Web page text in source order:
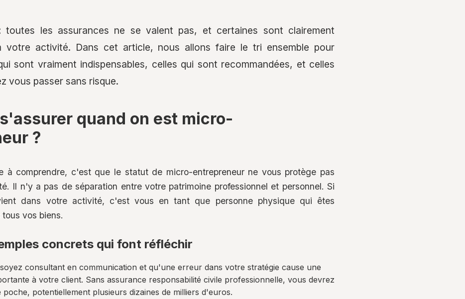
toutes les assurances ne se valent pas, et certaines sont clairement
votre activité. Dans cet article, nous allons faire le tri ensemble pour
sont vraiment indispensables, celles qui sont recommandées, et celles
vous passer sans risque.
quand on est micro-
?
à comprendre, c'est que le statut de micro-entrepreneur ne vous protège pas
Il n'y a pas de séparation entre votre patrimoine professionnel et personnel. Si
dans votre activité, c'est vous en tant que personne physique qui êtes
vos biens.
concrets qui font réfléchir
consultant en communication et qu'une erreur dans votre stratégie cause une
à votre client. Sans assurance responsabilité civile professionnelle, vous devrez
potentiellement plusieurs dizaines de milliers d'euros.